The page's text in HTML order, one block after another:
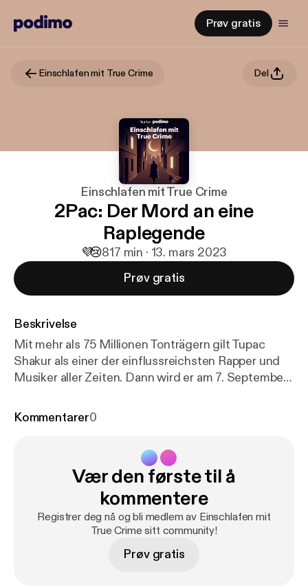
Prøv gratis
Einschlafen mit True Crime Del
Einschlafen mit True Crime
2Pac: Der Mord an eine
Raplegende
💜😢817 min · 13. mars 2023
Prøv gratis
Beskrivelse
Mit mehr als 75 Millionen Tonträgern gilt Tupac
Shakur als einer der einflussreichsten Rapper und
Musiker aller Zeiten. Dann wird er am 7. September
Vegas, Nevada, erschossen. Der Podcast ist unter
https://en.wikipedia.org/wiki/Murder_of_Tup
Produziert von Schønlein Media:
www.schonlein.media/
Kommentarer0
Vær den første til å
kommentere
Registrer deg nå og bli medlem av Einschlafen mit
True Crime sitt community!
Prøv gratis